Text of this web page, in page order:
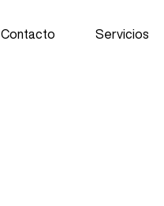
Contacto Servicios